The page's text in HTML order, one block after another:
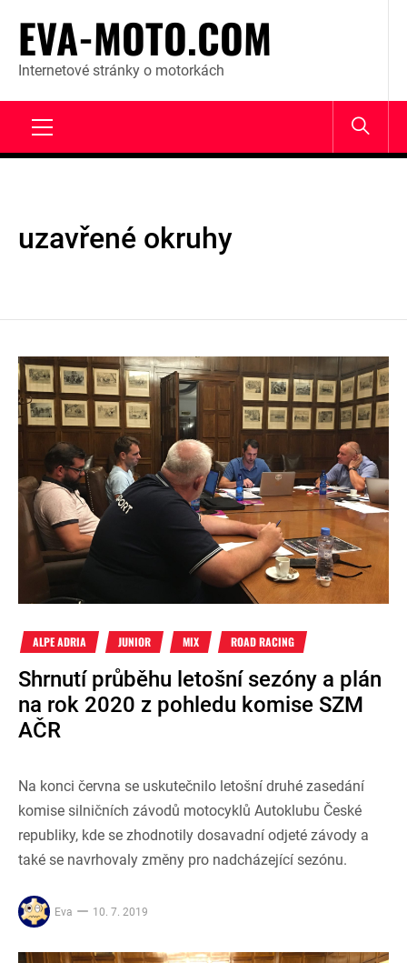
content
EVA-MOTO.COM
Internetové stránky o motorkách
uzavřené okruhy
ALPE ADRIA JUNIOR MIX ROAD RACING
Shrnutí průběhu letošní sezóny a plán
na rok 2020 z pohledu komise SZM
AČR
Na konci června se uskutečnilo letošní druhé zasedání
komise silničních závodů motocyklů Autoklubu České
republiky, kde se zhodnotily dosavadní odjeté závody a
také se navrhovaly změny pro nadcházející sezónu.
Eva 10. 7. 2019